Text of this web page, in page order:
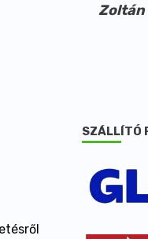
Zoltán
SZÁLLÍTÓ